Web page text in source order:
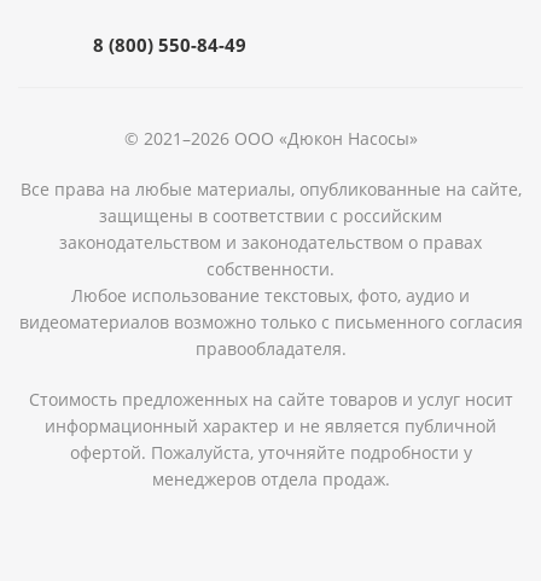
8 (800) 550-84-49
© 2021–2026 ООО «Дюкон Насосы»
Все права на любые материалы, опубликованные на сайте,
защищены в соответствии с российским
законодательством и законодательством о правах
собственности.
Любое использование текстовых, фото, аудио и
видеоматериалов возможно только с письменного согласия
правообладателя.
Стоимость предложенных на сайте товаров и услуг носит
информационный характер и не является публичной
офертой. Пожалуйста, уточняйте подробности у
менеджеров отдела продаж.